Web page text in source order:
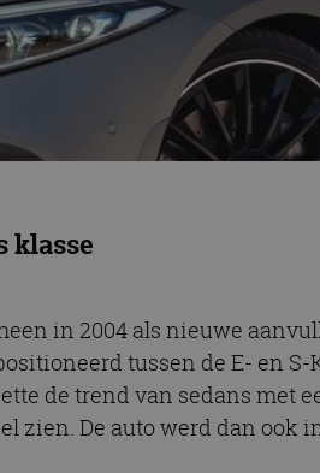
klasse
in 2004 als nieuwe
tussen de E- en S-
de trend van sedans met
zien. De auto werd dan ook